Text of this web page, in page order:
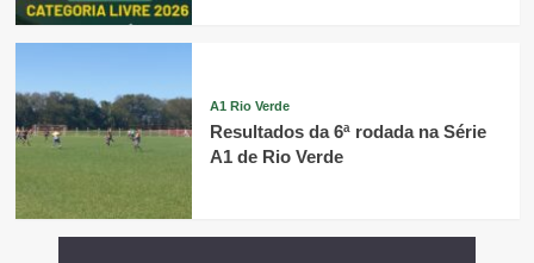
A1 Rio Verde
Resultados da 6ª rodada na Série
A1 de Rio Verde